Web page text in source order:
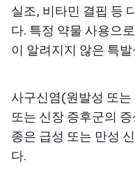
실조, 비타민 결핍 등
다. 특정 약물 사용으
이 알려지지 않은 특
사구신염(원발성 또
또는 신장 증후군의
종은 급성 또는 만성
다.